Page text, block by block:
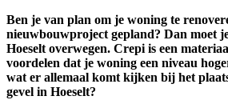
Ben je van plan om je woning te
nieuwbouwproject gepland? Dan moet
Hoeselt overwegen. Crepi is een
voordelen dat je woning een niveau
wat er allemaal komt kijken bij het
gevel in Hoeselt?